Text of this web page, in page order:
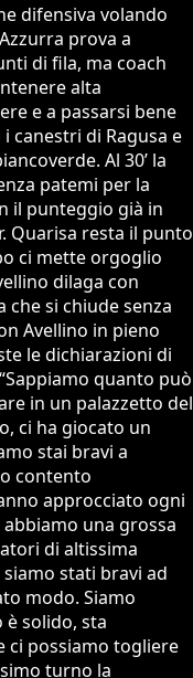
difensiva volando
prova a
di fila, ma coach
alta
e a passarsi bene
canestri di Ragusa e
Al 30’ la
patemi per la
il punteggio già in
Quarisa resta il punto
ci mette orgoglio
dilaga con
che si chiude senza
Avellino in pieno
le dichiarazioni di
quanto può
in un palazzetto del
ci ha giocato un
stai bravi a
contento
approcciato ogni
una grossa
di altissima
stati bravi ad
modo. Siamo
solido, sta
ci possiamo togliere
turno la